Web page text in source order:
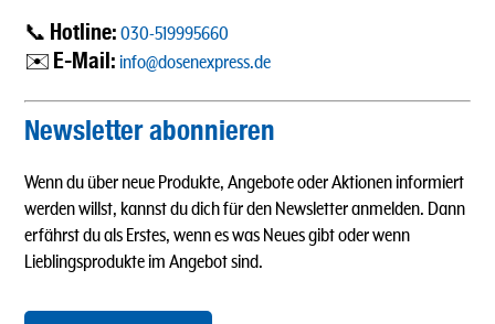
📞 Hotline: 030-519995660
✉️ E-Mail: info@dosenexpress.de
Newsletter abonnieren
Wenn du über neue Produkte, Angebote oder Aktionen informiert
werden willst, kannst du dich für den Newsletter anmelden. Dann
erfährst du als Erstes, wenn es was Neues gibt oder wenn
Lieblingsprodukte im Angebot sind.